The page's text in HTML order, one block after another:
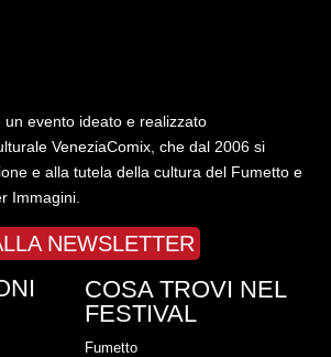
un evento ideato e realizzato
VeneziaComix, che dal 2006 si
e alla tutela della cultura del Fumetto e
Immagini.
NEWSLETTER
COSA TROVI NEL
FESTIVAL
Fumetto